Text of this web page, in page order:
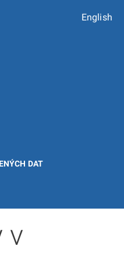
English
DAT
v